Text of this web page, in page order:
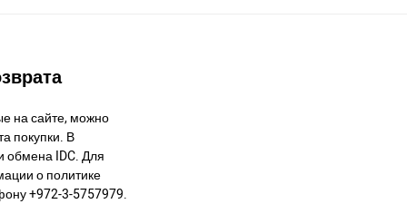
на сайте, можно
покупки. В
обмена IDC. Для
о политике
+972-3-5757979.